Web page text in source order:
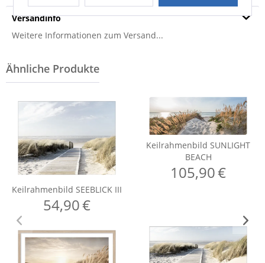
Versandinfo
Weitere Informationen zum Versand...